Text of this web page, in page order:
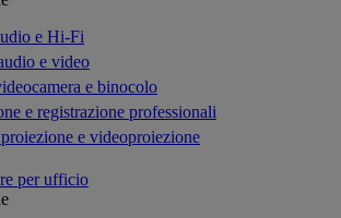
e Hi-Fi
e video
e binocolo
e registrazione professionali
e videoproiezione
per ufficio